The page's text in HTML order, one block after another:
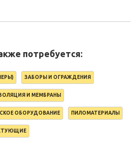
потребуется:
ЗАБОРЫ И ОГРАЖДЕНИЯ
И МЕМБРАНЫ
ОБОРУДОВАНИЕ ПИЛОМАТЕРИАЛЫ